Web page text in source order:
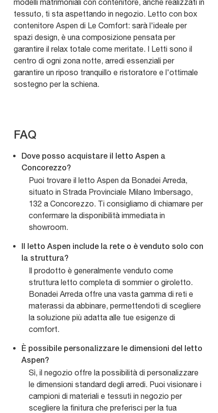
modelli matrimoniali con contenitore, anche realizzati in
tessuto, ti sta aspettando in negozio. Letto con box
contenitore Aspen di Le Comfort: sarà l'ideale per
spazi design, è una composizione pensata per
garantire il relax totale come meritate. I Letti sono il
centro di ogni zona notte, arredi essenziali per
garantire un riposo tranquillo e ristoratore e l'ottimale
sostegno per la schiena.
FAQ
Dove posso acquistare il letto Aspen a
Concorezzo?
Puoi trovare il letto Aspen da Bonadei Arreda,
situato in Strada Provinciale Milano Imbersago,
132 a Concorezzo. Ti consigliamo di chiamare per
confermare la disponibilità immediata in
showroom.
Il letto Aspen include la rete o è venduto solo con
la struttura?
Il prodotto è generalmente venduto come
struttura letto completa di sommier o giroletto.
Bonadei Arreda offre una vasta gamma di reti e
materassi da abbinare, permettendoti di scegliere
la soluzione più adatta alle tue esigenze di
comfort.
È possibile personalizzare le dimensioni del letto
Aspen?
Sì, il negozio offre la possibilità di personalizzare
le dimensioni standard degli arredi. Puoi visionare i
campioni di materiali e tessuti in negozio per
scegliere la finitura che preferisci per la tua